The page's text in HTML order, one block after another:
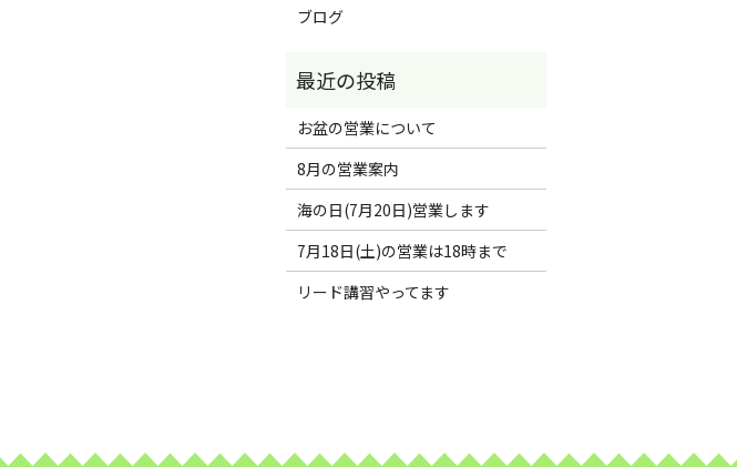
ブログ
お盆の営業について
8月の営業案内
海の日(7月20日)営業します
7月18日(土)の営業は18時まで
リード講習やってます